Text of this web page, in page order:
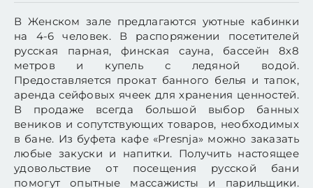
В Женском зале предлагаются уютные кабинки
на 4-6 человек. В распоряжении посетителей
русская парная, финская сауна, бассейн 8х8
метров и купель с ледяной водой.
Предоставляется прокат банного белья и тапок,
аренда сейфовых ячеек для хранения ценностей.
В продаже всегда большой выбор банных
веников и сопутствующих товаров, необходимых
в бане. Из буфета кафе «Presnja» можно заказать
любые закуски и напитки. Получить настоящее
удовольствие от посещения русской бани
помогут опытные массажисты и парильщики.